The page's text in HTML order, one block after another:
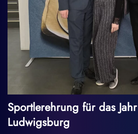
Sportlerehrung für das
Ludwigsburg